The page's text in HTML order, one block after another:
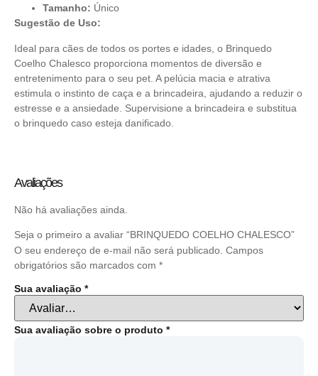
Tamanho: Único
Sugestão de Uso:
Ideal para cães de todos os portes e idades, o Brinquedo
Coelho Chalesco proporciona momentos de diversão e
entretenimento para o seu pet. A pelúcia macia e atrativa
estimula o instinto de caça e a brincadeira, ajudando a reduzir o
estresse e a ansiedade. Supervisione a brincadeira e substitua
o brinquedo caso esteja danificado.
Avaliações
Não há avaliações ainda.
Seja o primeiro a avaliar “BRINQUEDO COELHO CHALESCO”
O seu endereço de e-mail não será publicado. Campos
obrigatórios são marcados com *
Sua avaliação *
Sua avaliação sobre o produto *